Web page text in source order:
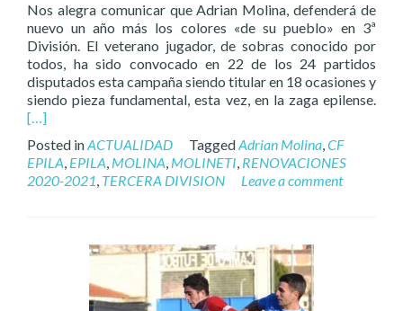
Nos alegra comunicar que Adrian Molina, defenderá de
nuevo un año más los colores «de su pueblo» en 3ª
División. El veterano jugador, de sobras conocido por
todos, ha sido convocado en 22 de los 24 partidos
disputados esta campaña siendo titular en 18 ocasiones y
siendo pieza fundamental, esta vez, en la zaga epilense.
[…]
Posted inACTUALIDAD TaggedAdrian Molina,CF
EPILA, EPILA, MOLINA, MOLINETI, RENOVACIONES
2020-2021, TERCERA DIVISION Leave a comment